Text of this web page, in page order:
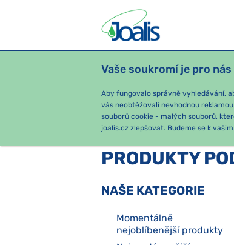
Vaše soukromí je pro
Aby fungovalo správně vyhledávání,
vás neobtěžovali nevhodnou
souborů cookie - malých souborů,
joalis.cz zlepšovat. Budeme se k
PRODUKTY PODLE OBTÍŽÍ
PRODUKTY
NAŠE KATEGORIE
Momentálně
nejoblíbenější produkty